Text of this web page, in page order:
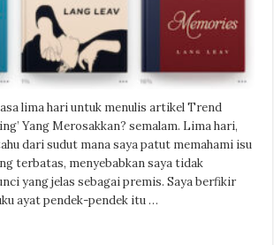
lima hari untuk menulis artikel Trend
Yang Merosakkan? semalam. Lima hari,
dari sudut mana saya patut memahami isu
terbatas, menyebabkan saya tidak
yang jelas sebagai premis. Saya berfikir
ayat pendek-pendek itu …